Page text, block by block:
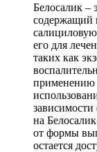
Белосалик –
содержащий
его для
таких как
применению
на
от формы
остается